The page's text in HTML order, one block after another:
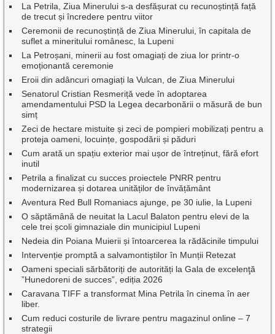
La Petrila, Ziua Minerului s-a desfășurat cu recunoștință față
de trecut și încredere pentru viitor
Ceremonii de recunoștință de Ziua Minerului, în capitala de
suflet a mineritului românesc, la Lupeni
La Petroșani, minerii au fost omagiați de ziua lor printr-o
emoționantă ceremonie
Eroii din adâncuri omagiați la Vulcan, de Ziua Minerului
Senatorul Cristian Resmeriță vede în adoptarea
amendamentului PSD la Legea decarbonării o măsură de bun
simț
Zeci de hectare mistuite și zeci de pompieri mobilizați pentru a
proteja oameni, locuințe, gospodării și păduri
Cum arată un spațiu exterior mai ușor de întreținut, fără efort
inutil
Petrila a finalizat cu succes proiectele PNRR pentru
modernizarea și dotarea unităților de învățământ
Aventura Red Bull Romaniacs ajunge, pe 30 iulie, la Lupeni
O săptămână de neuitat la Lacul Balaton pentru elevi de la
cele trei școli gimnaziale din municipiul Lupeni
Nedeia din Poiana Muierii și întoarcerea la rădăcinile timpului
Intervenție promptă a salvamontiștilor în Munții Retezat
Oameni speciali sărbătoriți de autorități la Gala de excelenţă
”Hunedoreni de succes”, ediția 2026
Caravana TIFF a transformat Mina Petrila în cinema în aer
liber.
Cum reduci costurile de livrare pentru magazinul online – 7
strategii